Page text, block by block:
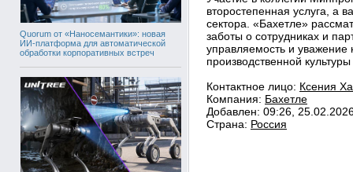
Quorum от «Наносемантики»: новая
ИИ-платформа для автоматической
обработки корпоративных встреч
второстепенная услуга, а
сектора. «Бахетле»
заботы о сотрудниках и
управляемость и уважение
производственной
Контактное лицо: Ксения
Компания: Бахетле
Добавлен: 09:26,
Страна: Россия